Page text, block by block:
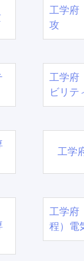
工学府
攻
工学府
ビリテ
工学
工学
程）電